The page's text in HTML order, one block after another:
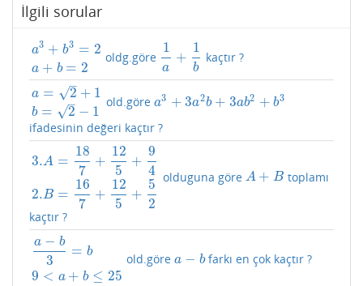
İlgili sorular
a3 + b3 = 2
a + b = 2
a3 b = b= 2oldg.göre
1
a
+
1
b
1a +1b kaçtır ?
a = 2
–
√ + 1
b = 2
–
√ − 1
a= b=2 − old.görea3 + 3a2b + 3ab2 + b3
a3 +3a2b+3 ab 2+b3
ifadesinin değeri kaçtır ?
3.A =
18
7
+
12
5
+
9
4
2.B =
16
7
+
12
5
+
5
2
+12 42. 167 +125+52
olduguna göre A + B
A+ B toplamı
kaçtır ?
a − b
3
= b
9 < a + b ≤ 25
b3 a+ old.görea − b
a−b farkı en çok kaçtır ?